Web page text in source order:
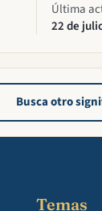
Última
22 de
Busca otro
Temas